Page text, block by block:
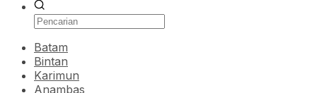
Batam
Bintan
Karimun
Anambas